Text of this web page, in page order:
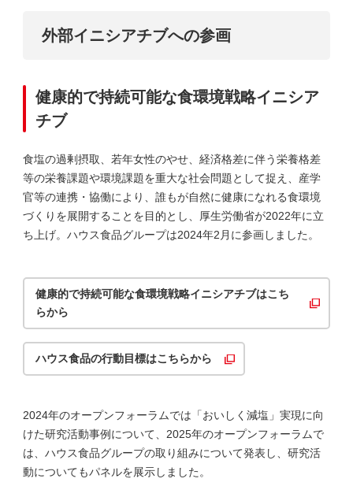
外部イニシアチブへの参画
健康的で持続可能な食環境戦略イニシア
チブ
食塩の過剰摂取、若年女性のやせ、経済格差に伴う栄養格差
等の栄養課題や環境課題を重大な社会問題として捉え、産学
官等の連携・協働により、誰もが自然に健康になれる食環境
づくりを展開することを目的とし、厚生労働省が2022年に立
ち上げ。ハウス食品グループは2024年2月に参画しました。
健康的で持続可能な食環境戦略イニシアチブはこち
らから
ハウス食品の行動目標はこちらから
2024年のオープンフォーラムでは「おいしく減塩」実現に向
けた研究活動事例について、2025年のオープンフォーラムで
は、ハウス食品グループの取り組みについて発表し、研究活
動についてもパネルを展示しました。